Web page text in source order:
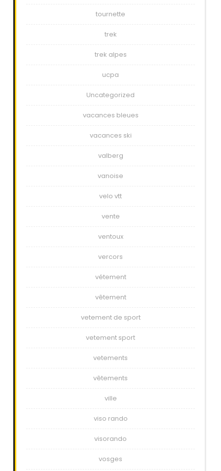
tournette
trek
trek alpes
ucpa
Uncategorized
vacances bleues
vacances ski
valberg
vanoise
velo vtt
vente
ventoux
vercors
vétement
vêtement
vetement de sport
vetement sport
vetements
vêtements
ville
viso rando
visorando
vosges